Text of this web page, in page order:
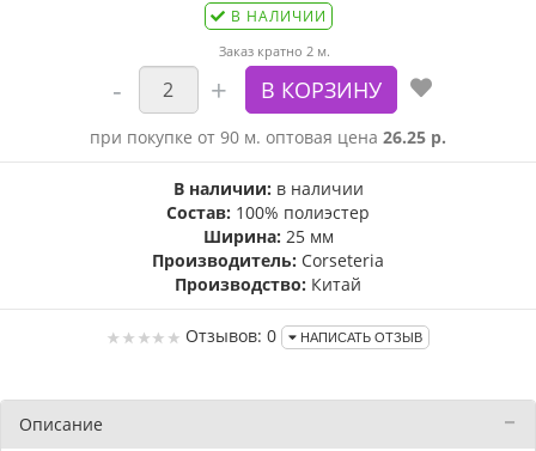
В НАЛИЧИИ
Заказ кратно 2 м.
при покупке от 90 м. оптовая цена 26.25 р.
В наличии: в наличии
Состав: 100% полиэстер
Ширина: 25 мм
Производитель: Corseteria
Производство: Китай
Отзывов: 0 НАПИСАТЬ ОТЗЫВ
Описание